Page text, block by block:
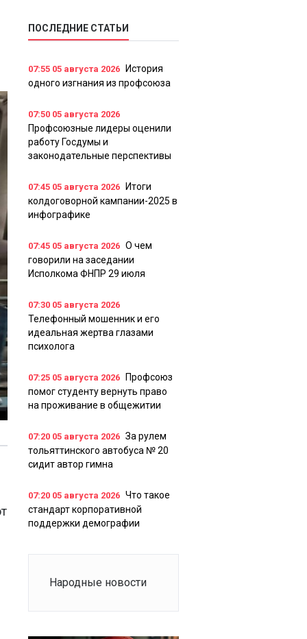
ПОСЛЕДНИЕ СТАТЬИ
07:55 05 августа 2026
История
одного изгнания из профсоюза
07:50 05 августа 2026
Профсоюзные лидеры оценили
работу Госдумы и
законодательные перспективы
07:45 05 августа 2026
Итоги
колдоговорной кампании-2025 в
инфографике
07:45 05 августа 2026 О чем
говорили на заседании
Исполкома ФНПР 29 июля
07:30 05 августа 2026
Телефонный мошенник и его
идеальная жертва глазами
психолога
07:25 05 августа 2026
Профсоюз
помог студенту вернуть право
на проживание в общежитии
07:20 05 августа 2026 За рулем
тольяттинского автобуса № 20
сидит автор гимна
07:20 05 августа 2026 Что такое
стандарт корпоративной
поддержки демографии
Народные новости